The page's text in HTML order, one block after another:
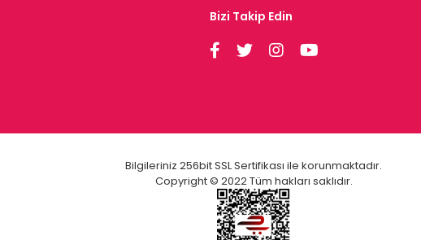
Bizi Takip Edin
Bilgileriniz 256bit SSL Sertifikası ile korunmaktadır.
Copyright © 2022 Tüm hakları saklıdır.